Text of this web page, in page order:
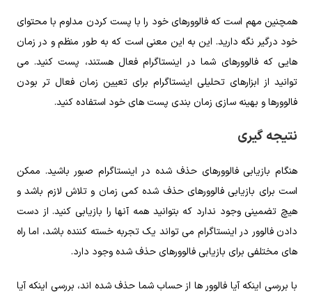
همچنین مهم است که فالوورهای خود را با پست کردن مداوم با محتوای
خود درگیر نگه دارید. این به این معنی است که به طور منظم و در زمان
هایی که فالوورهای شما در اینستاگرام فعال هستند، پست کنید. می
‌توانید از ابزارهای تحلیلی اینستاگرام برای تعیین زمان فعال ‌تر بودن
فالوورها و بهینه ‌سازی زمان‌ بندی پست‌ های خود استفاده کنید.
نتیجه گیری
هنگام بازیابی فالوورهای حذف شده در اینستاگرام صبور باشید. ممکن
است برای بازیابی فالوورهای حذف شده کمی زمان و تلاش لازم باشد و
هیچ تضمینی وجود ندارد که بتوانید همه آنها را بازیابی کنید. از دست
دادن فالوور در اینستاگرام می تواند یک تجربه خسته کننده باشد، اما راه
های مختلفی برای بازیابی فالوورهای حذف شده وجود دارد.
با بررسی اینکه آیا فالوور ها از حساب شما حذف شده اند، بررسی اینکه آیا